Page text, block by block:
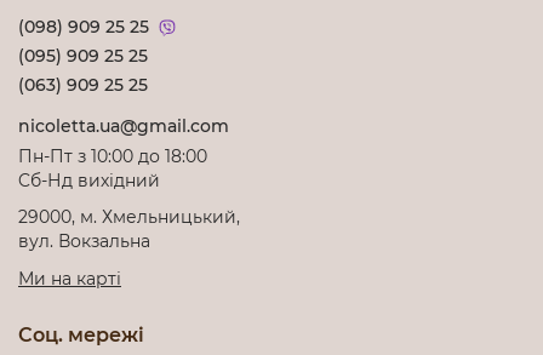
(098) 909 25 25
(095) 909 25 25
(063) 909 25 25
nicoletta.ua@gmail.com
Пн-Пт з 10:00 до 18:00
Cб-Нд вихідний
29000, м. Хмельницький,
вул. Вокзальна
Ми на карті
Соц. мережі